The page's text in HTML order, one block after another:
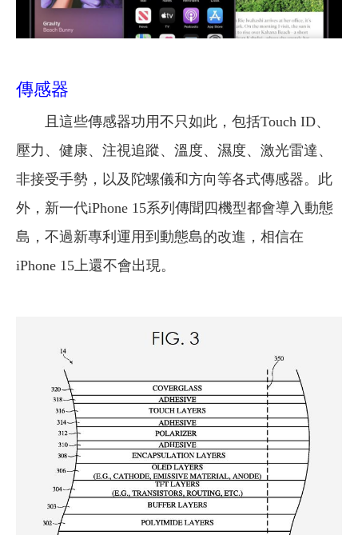
傳感器
且這些傳感器功用不只如此，包括Touch ID、
壓力、健康、注視追蹤、溫度、濕度、激光雷達、
非接受手勢，以及陀螺儀和方向等各式傳感器。此
外，新一代iPhone 15系列傳聞四機型都會導入動態
島，不過新專利運用到動態島的改進，相信在
iPhone 15上還不會出現。